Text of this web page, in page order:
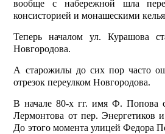
вообще с набережной шла
консисторией и монашескими
Теперь началом ул. Курашова
Новгородова.
А старожилы до сих пор часто
отрезок переулком Новгородова.
В начале 80-х гг. имя Ф. Попова
Лермонтова от пер. Энергетиков
До этого момента улицей Федора